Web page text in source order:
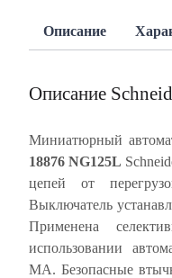
Описание
Описание
18876 NG125L
цепей от
Выключатель
Применена
использовании
МА. Безопасные
пластика,
многократное
характеристик.
значение Т2 - это
температуры